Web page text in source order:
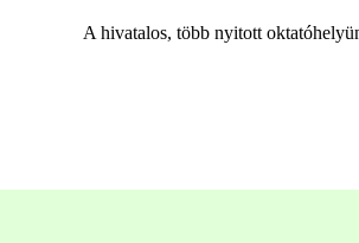
A hivatalos, több nyitott